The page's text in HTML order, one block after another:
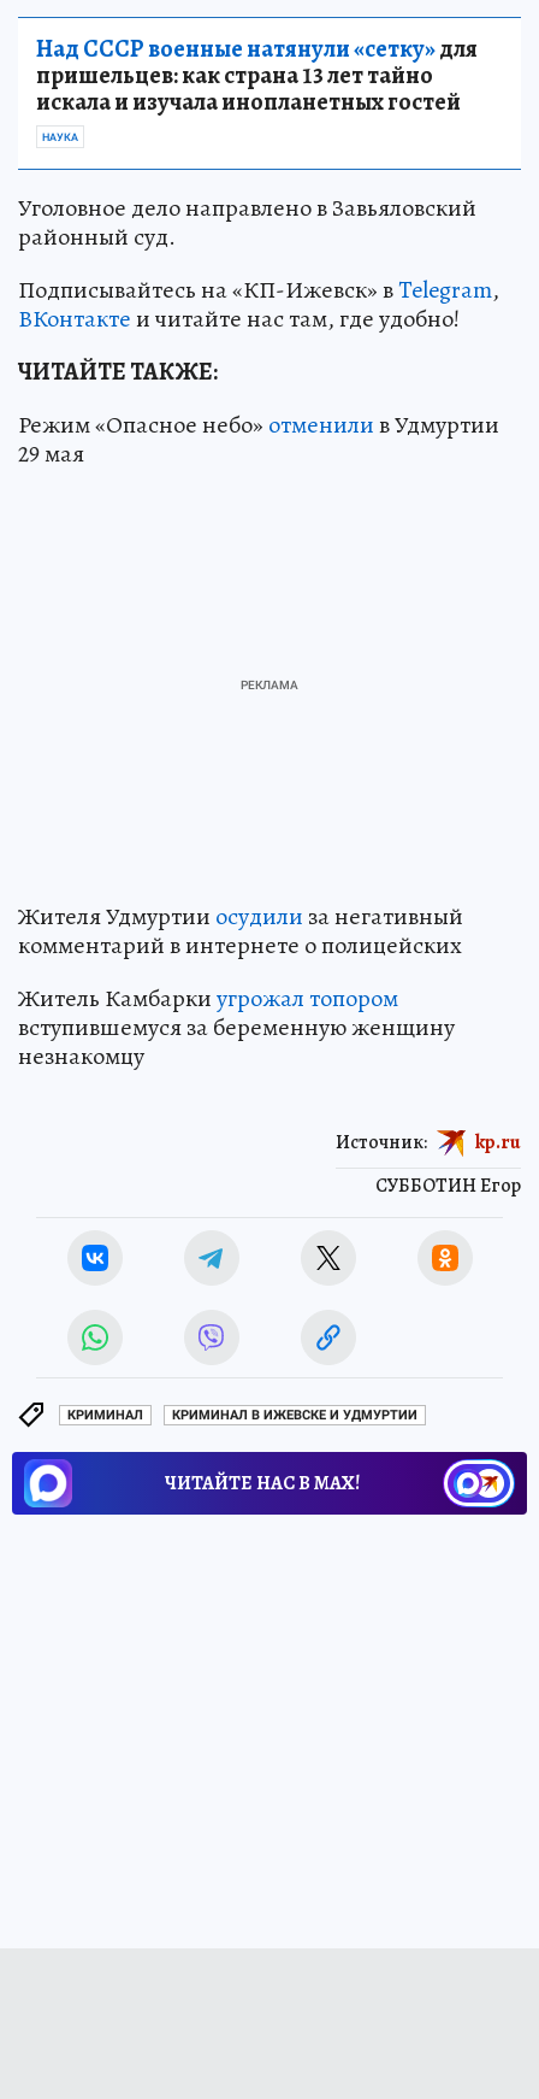
Над СССР военные натянули «сетку»для
пришельцев: как страна 13 лет тайно
искала и изучала инопланетных гостей
НАУКА
Уголовное дело направлено в Завьяловский
районный суд.
Подписывайтесь на «КП-Ижевск» вTelegram,
ВКонтактеи читайте нас там, где удобно!
ЧИТАЙТЕ ТАКЖЕ:
Режим «Опасное небо» отменилив Удмуртии
29 мая
Жителя Удмуртии осудили за негативный
комментарий в интернете о полицейских
Житель Камбаркиугрожал топором
вступившемуся за беременную женщину
незнакомцу
СУББОТИН Егор
Источник: kp.ru
КРИМИНАЛ КРИМИНАЛ В ИЖЕВСКЕ И УДМУРТИИ
ЧИТАЙТЕ НАС В МАХ!